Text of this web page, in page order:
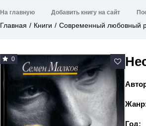
На главную Добавить книгу на сайт
Главная Книги Современный любовный
0
Год: